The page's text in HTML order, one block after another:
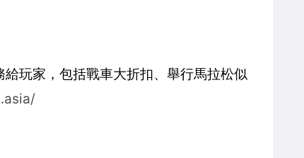
玩家，包括戰車大折扣、舉行馬拉松似